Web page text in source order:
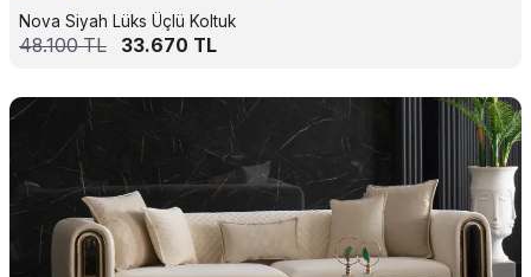
Nova Siyah Lüks Üçlü Koltuk
48.100TL 33.670 TL